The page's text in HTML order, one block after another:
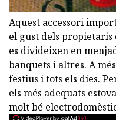
Aquest accessori
el gust dels propietaris
es divideixen en
banquets i altres. A
festius i tots els dies.
els més adequats
molt bé